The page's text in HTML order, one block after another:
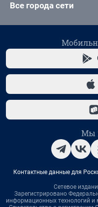
Все города сети
Мы
Контактные данные для
Сетевое
Зарегистрировано
информационных технологий